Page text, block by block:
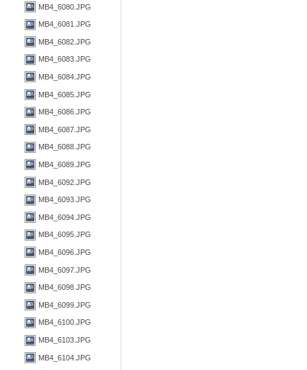
MB4_6080.JPG
MB4_6081.JPG
MB4_6082.JPG
MB4_6083.JPG
MB4_6084.JPG
MB4_6085.JPG
MB4_6086.JPG
MB4_6087.JPG
MB4_6088.JPG
MB4_6089.JPG
MB4_6092.JPG
MB4_6093.JPG
MB4_6094.JPG
MB4_6095.JPG
MB4_6096.JPG
MB4_6097.JPG
MB4_6098.JPG
MB4_6099.JPG
MB4_6100.JPG
MB4_6103.JPG
MB4_6104.JPG